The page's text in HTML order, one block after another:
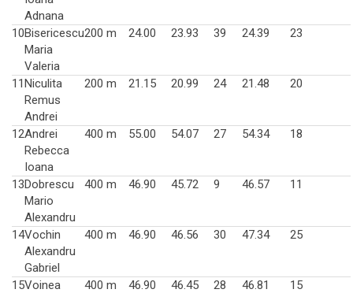
Adnana
10Bisericescu
Maria
Valeria
200 m 24.00 23.93 39 24.39 23
11Niculita
Remus
Andrei
200 m 21.15 20.99 24 21.48 20
12Andrei
Rebecca
Ioana
400 m 55.00 54.07 27 54.34 18
13Dobrescu
Mario
Alexandru
400 m 46.90 45.72 9 46.57 11
14Vochin
Alexandru
Gabriel
400 m 46.90 46.56 30 47.34 25
15Voinea
400 m 46.90 46.45 28 46.81 15